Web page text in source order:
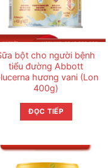
bột cho người bệnh
tiểu đường Abbott
hương vani (Lon
400g)
ĐỌC TIẾP